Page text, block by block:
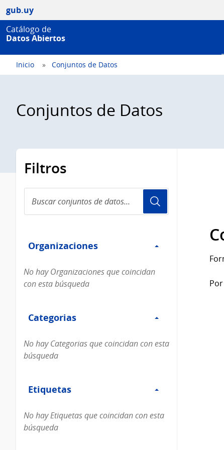
gub.uy
Catálogo de
Datos Abiertos
Inicio Conjuntos de Datos
Conjuntos de Datos
Filtros
conjuntos
de
Organizaciones
Organizaciones
No hay Organizaciones que coincidan
con esta búsqueda
Categorias
Categorias
No hay Categorias que coincidan con esta
búsqueda
Etiquetas
Etiquetas
No hay Etiquetas que coincidan con esta
búsqueda